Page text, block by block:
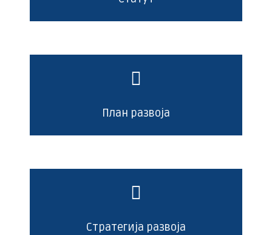
План развоја
Стратегија развоја